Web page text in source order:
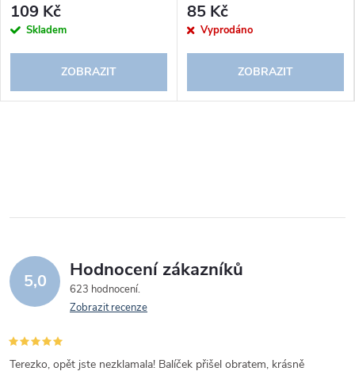
109 Kč
Skladem
ZOBRAZIT
85 Kč
Vyprodáno
ZOBRAZIT
5,0 Hodnocení zákazníků
623 hodnocení
Zobrazit recenze
Terezko, opět jste nezklamala! Balíček přišel obratem, krásně